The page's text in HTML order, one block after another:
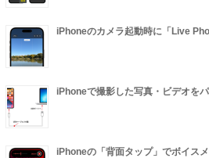
iPhoneのカメラ起動時に「Live
iPhoneで撮影した写真・ビデオを
iPhoneの「背面タップ」でボイス